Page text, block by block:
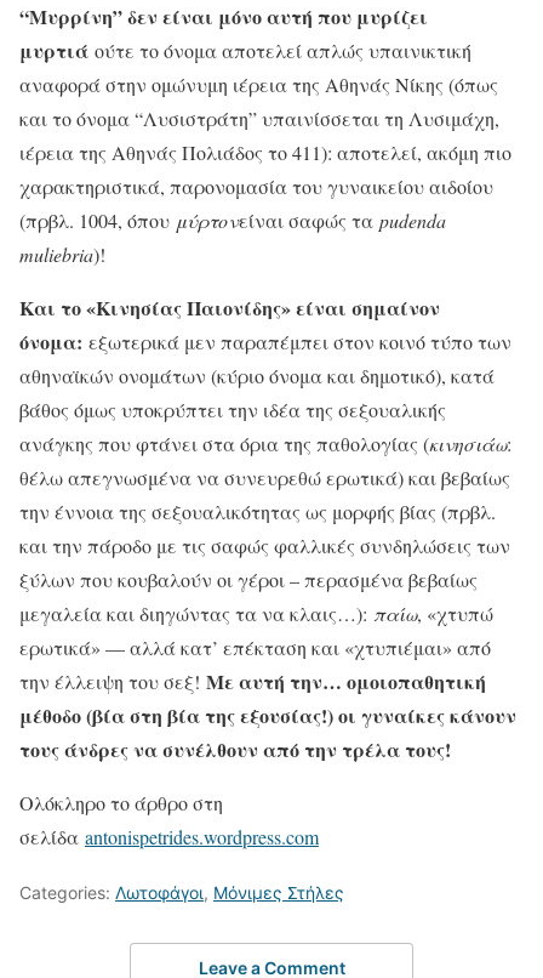
“Μυρρίνη” δεν είναι μόνο αυτή που μυρίζει
μυρτιά ούτε το όνομα αποτελεί απλώς υπαινικτική
αναφορά στην ομώνυμη ιέρεια της Αθηνάς Νίκης (όπως
και το όνομα “Λυσιστράτη” υπαινίσσεται τη Λυσιμάχη,
ιέρεια της Αθηνάς Πολιάδος το 411): αποτελεί, ακόμη πιο
χαρακτηριστικά, παρονομασία του γυναικείου αιδοίου
(πρβλ. 1004, όπου μύρτονείναι σαφώς τα pudenda
muliebria)!
Και το «Κινησίας Παιονίδης» είναι σημαίνον
όνομα: εξωτερικά μεν παραπέμπει στον κοινό τύπο των
αθηναϊκών ονομάτων (κύριο όνομα και δημοτικό), κατά
βάθος όμως υποκρύπτει την ιδέα της σεξουαλικής
ανάγκης που φτάνει στα όρια της παθολογίας (κινησιάω:
θέλω απεγνωσμένα να συνευρεθώ ερωτικά) και βεβαίως
την έννοια της σεξουαλικότητας ως μορφής βίας (πρβλ.
και την πάροδο με τις σαφώς φαλλικές συνδηλώσεις των
ξύλων που κουβαλούν οι γέροι – περασμένα βεβαίως
μεγαλεία και διηγώντας τα να κλαις…): παίω, «χτυπώ
ερωτικά» — αλλά κατ’ επέκταση και «χτυπιέμαι» από
την έλλειψη του σεξ! Με αυτή την… ομοιοπαθητική
μέθοδο (βία στη βία της εξουσίας!) οι γυναίκες κάνουν
τους άνδρες να συνέλθουν από την τρέλα τους!
Ολόκληρο το άρθρο στη
σελίδα antonispetrides.wordpress.com
Categories: Λωτοφάγοι, Μόνιμες Στήλες
Leave a Comment